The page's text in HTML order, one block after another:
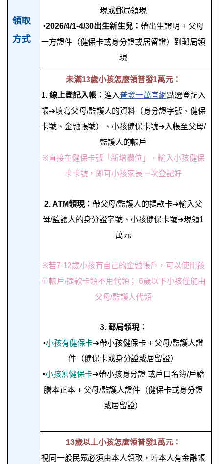
領取
方式
現或郵局領現
▪2026/4/1-4/30出生新生兒： 帶出生證明 + 父母
一方證件（健保卡或身分證或居留證）到郵局領
現
未滿13歲小孩怎麼領普發1萬元：
1. 線上登記入帳： 進入普發一萬官網點選登記入
帳➔填寫父母/監護人的資料（身分證字號、健保
卡號、金融帳號）、小孩健保卡號➔入帳至父母/
監護人的帳戶
※直接在健保卡號「新增欄位」，輸入小孩健保
卡卡號，即可小孩家長一次登記好
2. ATM領現： 帶父母/監護人的提款卡➔輸入父
母/監護人的身分證字號、小孩健保卡號➔現領1
萬元
※若7-12歲小孩有自己的金融帳戶，可以使用孩
童帳戶/提款卡領不用代領； 6歲以下小孩僅能由
父母/監護人代領
3. 郵局領現：
▪小孩有健保卡➔帶小孩健保卡 + 父母/監護人證
件 （健保卡或身分證或居留證）
▪小孩無健保卡➔帶小孩身分證 或戶口名簿/戶籍
謄本正本 + 父母/監護人證件（健保卡或身分證
或居留證）
13歲以上小孩怎麼領普發1萬元：
視同一般民眾必須由本人領取，若本人有金融帳